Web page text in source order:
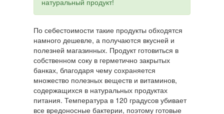
натуральный продукт!
По себестоимости такие продукты обходятся
намного дешевле, а получаются вкусней и
полезней магазинных. Продукт готовиться в
собственном соку в герметично закрытых
банках, благодаря чему сохраняется
множество полезных веществ и витаминов,
содержащихся в натуральных продуктах
питания. Температура в 120 градусов убивает
все вредоносные бактерии, поэтому готовые